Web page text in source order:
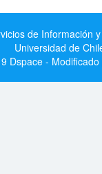
de Información
Universidad de
Dspace - Modificado